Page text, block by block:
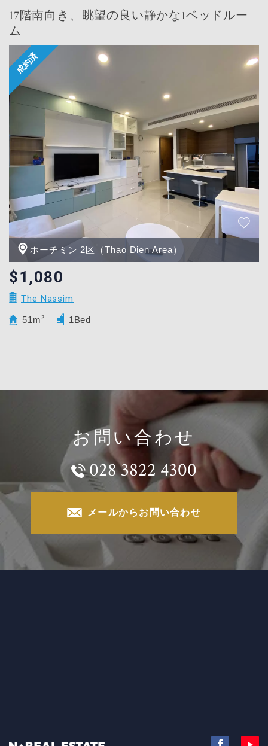
17階南向き、眺望の良い静かな1ベッドルー
ム
ホーチミン 2区（Thao Dien Area）
$1,080
The Nassim
51m 2 1Bed
お問い合わせ
028 3822 4300
メールからお問い合わせ